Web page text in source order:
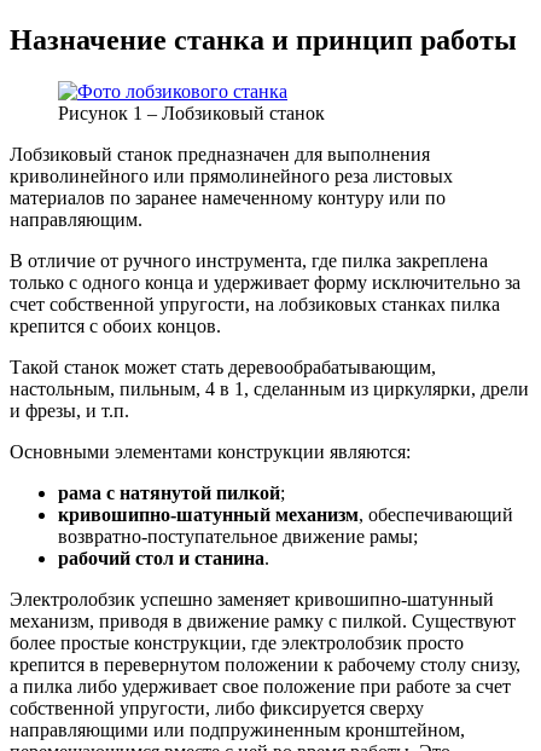
Назначение станка и принцип работы
Рисунок 1 – Лобзиковый станок
Лобзиковый станок предназначен для выполнения
криволинейного или прямолинейного реза листовых
материалов по заранее намеченному контуру или по
направляющим.
В отличие от ручного инструмента, где пилка закреплена
только с одного конца и удерживает форму исключительно за
счет собственной упругости, на лобзиковых станках пилка
крепится с обоих концов.
Такой станок может стать деревообрабатывающим,
настольным, пильным, 4 в 1, сделанным из циркулярки, дрели
и фрезы, и т.п.
Основными элементами конструкции являются:
рама с натянутой пилкой;
кривошипно-шатунный механизм, обеспечивающий
возвратно-поступательное движение рамы;
рабочий стол и станина.
Электролобзик успешно заменяет кривошипно-шатунный
механизм, приводя в движение рамку с пилкой. Существуют
более простые конструкции, где электролобзик просто
крепится в перевернутом положении к рабочему столу снизу,
а пилка либо удерживает свое положение при работе за счет
собственной упругости, либо фиксируется сверху
направляющими или подпружиненным кронштейном,